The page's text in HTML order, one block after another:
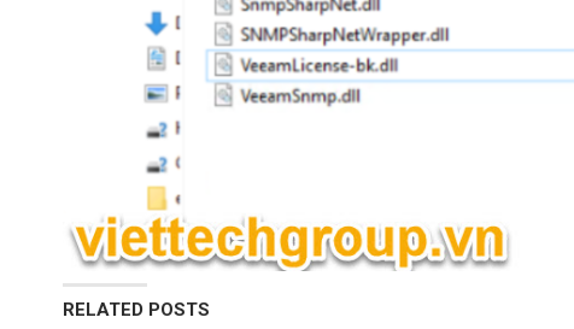
RELATED POSTS